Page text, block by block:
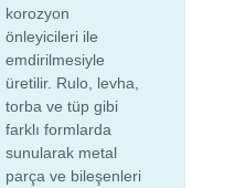
korozyon
önleyicileri ile
emdirilmesiyle
üretilir. Rulo, levha,
torba ve tüp gibi
farklı formlarda
sunularak metal
parça ve bileşenleri